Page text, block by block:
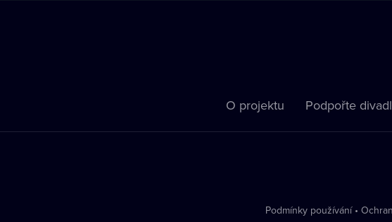
O projektu Podpořte
Podmínky používání •